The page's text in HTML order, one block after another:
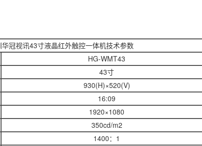
华冠视讯43寸液晶红外触控一体机技术参数
HG-WMT43
43寸
930(H)×520(V)
16:09
1920×1080
350cd/m2
1400：1